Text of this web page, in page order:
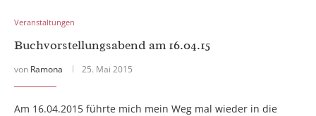
Veranstaltungen
Buchvorstellungsabend am 16.04.15
von Ramona 25. Mai 2015
Am 16.04.2015 führte mich mein Weg mal wieder in die